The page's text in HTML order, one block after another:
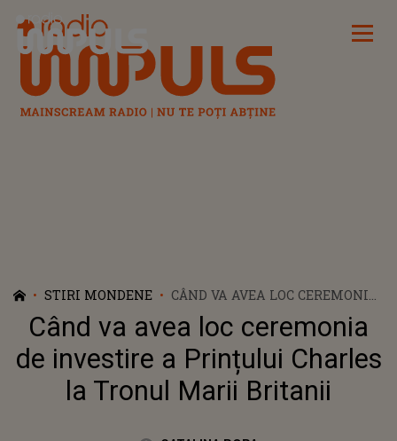
Radio Impuls
STIRI MONDENE
CÂND VA AVEA LOC CEREMONIA
DE INVESTIRE A PRINȚULUI
CHARLES LA TRONUL MARII
BRITANII
Când va avea loc ceremonia
de investire a Prințului Charles
la Tronul Marii Britanii